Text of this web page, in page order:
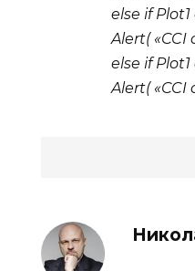
else if
Alert( «CCI
else if
Alert( «CCI